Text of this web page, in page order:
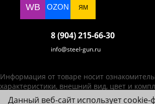
WB OZON ЯМ
8 (904) 215-66-30
info@steel-gun.ru
Информация от товаре носит
характеристики, внешний вид, цвет и
изменены производителем без уведомления.
Данный веб-сайт использует cookie-